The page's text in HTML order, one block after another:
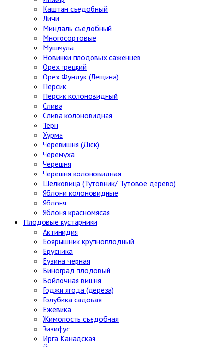
Каштан съедобный
Личи
Миндаль съедобный
Многосортовые
Мушмула
Новинки плодовых саженцев
Орех грецкий
Орех Фундук (Лещина)
Персик
Персик колоновидный
Слива
Слива колоновидная
Тёрн
Хурма
Черевишня (Дюк)
Черемуха
Черешня
Черешня колоновидная
Шелковица (Тутовник/ Тутовое дерево)
Яблони колоновидные
Яблоня
Яблоня красномясая
Плодовые кустарники
Актинидия
Боярышник крупноплодный
Брусника
Бузина черная
Виноград плодовый
Войлочная вишня
Годжи ягода (дереза)
Голубика садовая
Ежевика
Жимолость съедобная
Зизифус
Ирга Канадская